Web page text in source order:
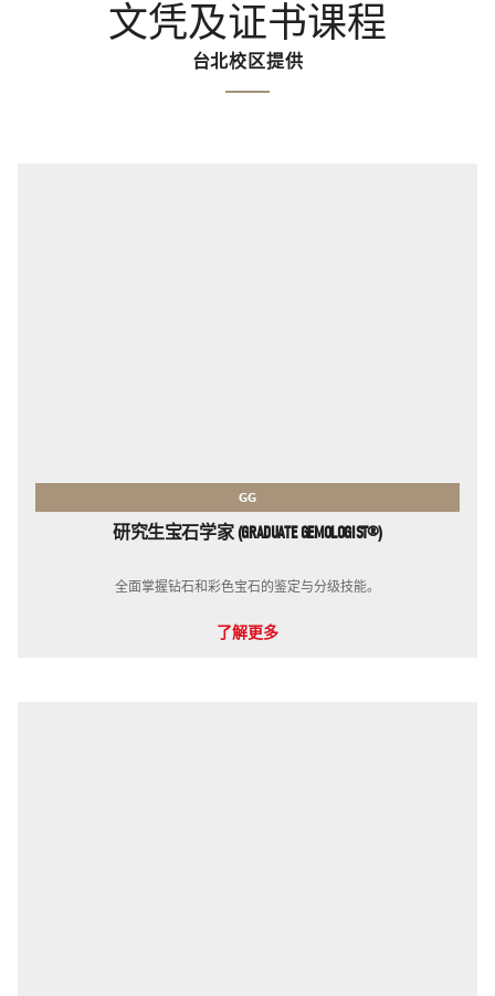
文凭及证书课程
台北校区提供
GG
研究生宝石学家 (GRADUATE GEMOLOGIST®)
全面掌握钻石和彩色宝石的鉴定与分级技能。
了解更多